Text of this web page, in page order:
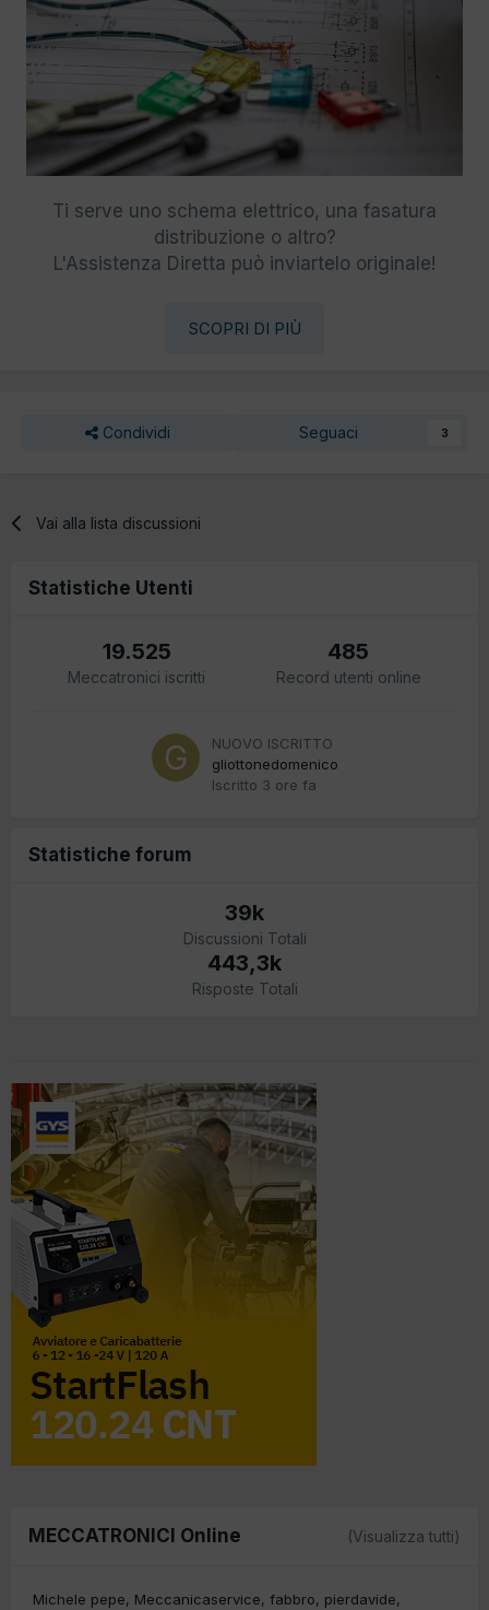
Ti serve uno schema elettrico, una fasatura
distribuzione o altro?
L'Assistenza Diretta può inviartelo originale!
SCOPRI DI PIÙ
Condividi Seguaci 3
Vai alla lista discussioni
Statistiche Utenti
19.525
Meccatronici iscritti
485
Record utenti online
NUOVO ISCRITTO
gliottonedomenico
Iscritto 3 ore fa
Statistiche forum
39k
Discussioni Totali
443,3k
Risposte Totali
MECCATRONICI Online (Visualizza tutti)
Michele pepe Meccanicaservice fabbro
pierdavide